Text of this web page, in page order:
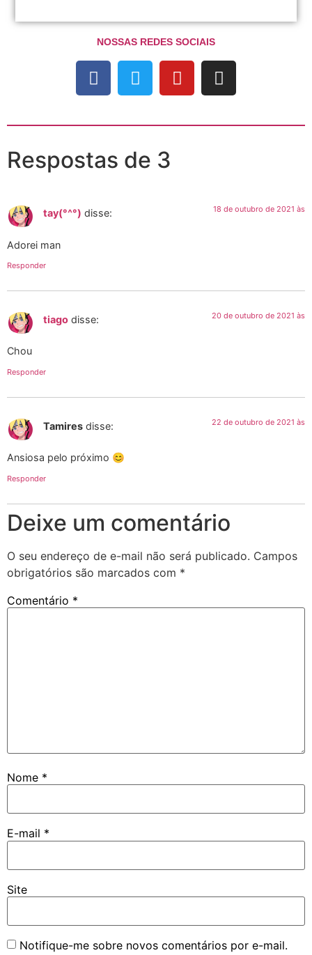
NOSSAS REDES SOCIAIS
Respostas de 3
tay(°^°) disse: 18 de outubro de 2021 às
Adorei man
Responder
tiago disse: 20 de outubro de 2021 às
Chou
Responder
Tamires disse: 22 de outubro de 2021 às
Ansiosa pelo próximo 😊
Responder
Deixe um comentário
O seu endereço de e-mail não será publicado. Campos
obrigatórios são marcados com *
Comentário *
Nome *
E-mail *
Site
Notifique-me sobre novos comentários por e-mail.